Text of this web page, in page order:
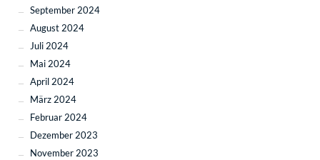
September 2024
August 2024
Juli 2024
Mai 2024
April 2024
März 2024
Februar 2024
Dezember 2023
November 2023